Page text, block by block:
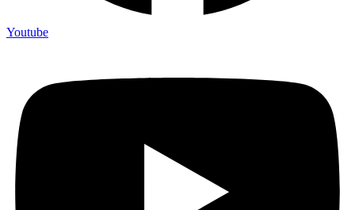
Youtube